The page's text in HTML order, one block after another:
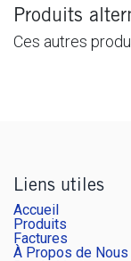
Produits
Ces autres
Liens utiles
Accueil
Produits
Factures
À Propos de Nous